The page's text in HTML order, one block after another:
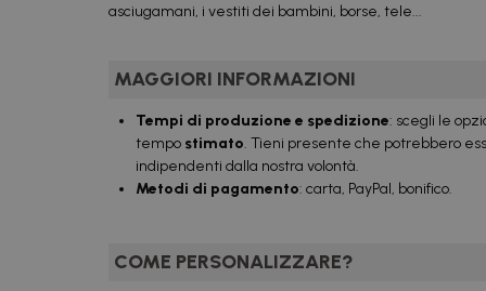
asciugamani, i vestiti dei bambini, borse, tele...
MAGGIORI INFORMAZIONI
Tempi di produzione e spedizione: scegli le
tempo stimato. Tieni presente che potrebbero
indipendenti dalla nostra volontà.
Metodi di pagamento: carta, PayPal, bonifico.
COME PERSONALIZZARE?